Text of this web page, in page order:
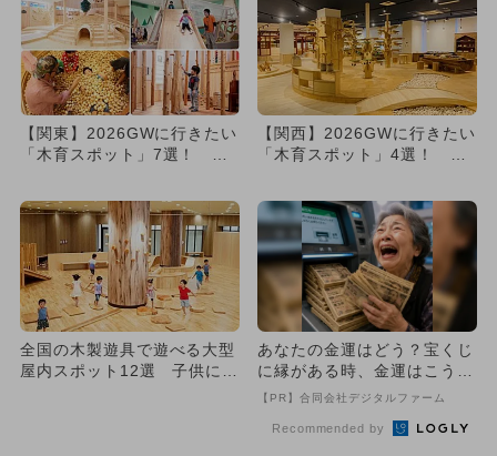
【関東】2026GWに行きたい
「木育スポット」7選！ 木
【関西】2026GWに行きたい
「木育スポット」4選！ 木
全国の木製遊具で遊べる大型
屋内スポット12選 子供にお
あなたの金運はどう？宝くじ
に縁がある時、金運はこう変
わる
【PR】合同会社デジタルファーム
Recommended by